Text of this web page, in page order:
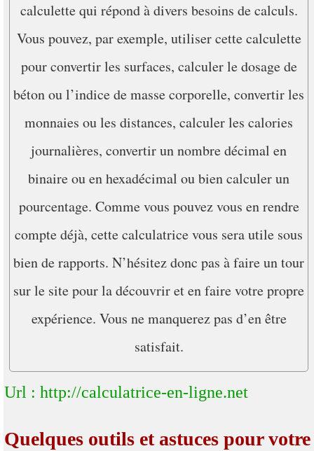
calculette qui répond à divers besoins de calculs.
Vous pouvez, par exemple, utiliser cette calculette
pour convertir les surfaces, calculer le dosage de
béton ou l’indice de masse corporelle, convertir les
monnaies ou les distances, calculer les calories
journalières, convertir un nombre décimal en
binaire ou en hexadécimal ou bien calculer un
pourcentage. Comme vous pouvez vous en rendre
compte déjà, cette calculatrice vous sera utile sous
bien de rapports. N’hésitez donc pas à faire un tour
sur le site pour la découvrir et en faire votre propre
expérience. Vous ne manquerez pas d’en être
satisfait.
Url : http://calculatrice-en-ligne.net
Quelques outils et astuces pour votre